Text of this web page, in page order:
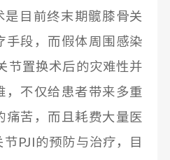
是目前终末期髋膝骨关
手段，而假体周围感染
节置换术后的灾难性并
，不仅给患者带来多重
痛苦，而且耗费大量医
PJI的预防与治疗，目